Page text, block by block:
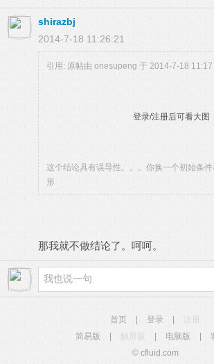
shirazbj
2014-7-18 11:26:21
引用: 原帖由 onesupeng 于 2014-7-18 11:17
登录/注册后可看大图
这个结论具有误导性。。。你换一个初始条
形
那我就不做结论了。呵呵。
首页 登录
注册
简易版
触屏版 电脑版
© cfluid.com